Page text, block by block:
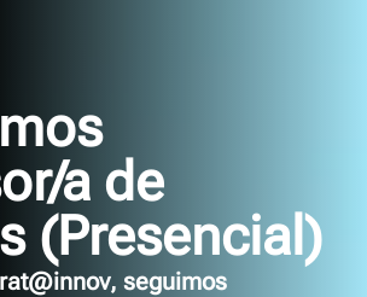
a de
(Presencial)
, seguimos